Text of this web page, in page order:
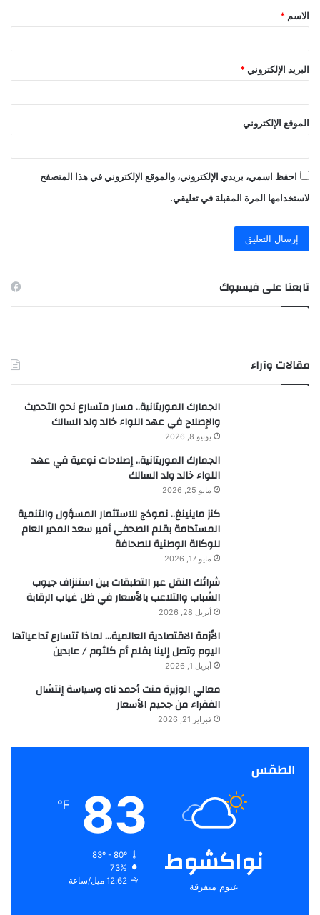
*
الاسم *
البريد الإلكتروني *
الموقع الإلكتروني
احفظ اسمي، بريدي الإلكتروني، والموقع الإلكتروني في هذا المتصفح
لاستخدامها المرة المقبلة في تعليقي.
تابعنا على فيسبوك
مقالات وآراء
الجمارك الموريتانية.. مسار متسارع نحو التحديث
والإصلاح في عهد اللواء خالد ولد السالك
يونيو 8, 2026
الجمارك الموريتانية.. إصلاحات نوعية في عهد
اللواء خالد ولد السالك
مايو 25, 2026
كنز ماينينغ.. نموذج للاستثمار المسؤول والتنمية
المستدامة بقلم الصحفي أمير سعد المدير العام
للوكالة الوطنية للصحافة
مايو 17, 2026
شرائك النقل عبر التطبقات بين استنزاف جيوب
الشباب والتلاعب بالأسعار في ظل غياب الرقابة
أبريل 28, 2026
الأزمة الاقتصادية العالمية… لماذا تتسارع تداعياتها
اليوم وتصل إلينا بقلم أم كلثوم / عابدين
أبريل 1, 2026
معالي الوزيرة منت أحمد ناه وسياسة إنتشال
الفقراء من جحيم الأسعار
فبراير 21, 2026
الطقس
نواكشوط
غيوم متفرقة
83
℉
83º - 80º
73%
12.62 ميل/ساعة